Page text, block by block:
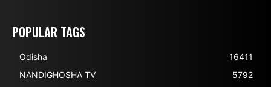
POPULAR TAGS
Odisha
16411
NANDIGHOSHA TV
5792